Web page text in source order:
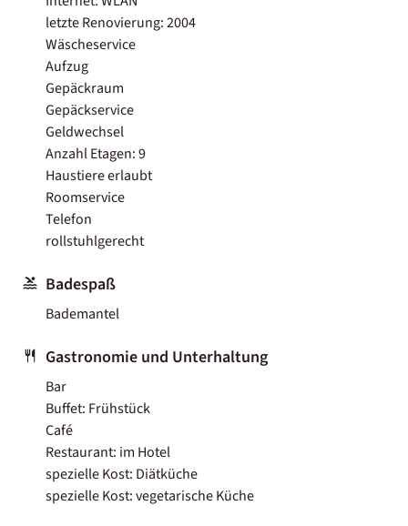
letzte Renovierung: 2004
Wäscheservice
Aufzug
Gepäckraum
Gepäckservice
Geldwechsel
Anzahl Etagen: 9
Haustiere erlaubt
Roomservice
Telefon
rollstuhlgerecht
Badespaß
Bademantel
Gastronomie und Unterhaltung
Bar
Buffet: Frühstück
Café
Restaurant: im Hotel
spezielle Kost: Diätküche
spezielle Kost: vegetarische Küche